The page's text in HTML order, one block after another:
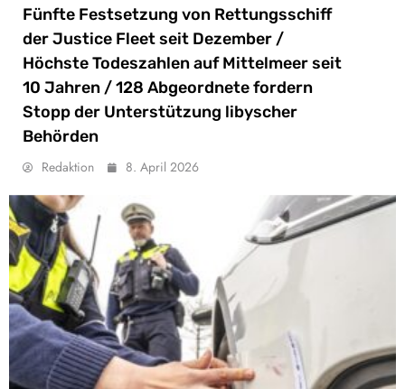
Fünfte Festsetzung von Rettungsschiff
der Justice Fleet seit Dezember /
Höchste Todeszahlen auf Mittelmeer seit
10 Jahren / 128 Abgeordnete fordern
Stopp der Unterstützung libyscher
Behörden
Redaktion 8. April 2026